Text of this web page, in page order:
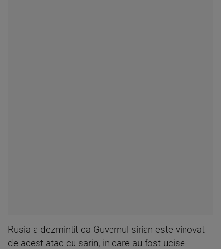
Rusia a dezmintit ca Guvernul sirian este vinovat
de acest atac cu sarin, in care au fost ucise